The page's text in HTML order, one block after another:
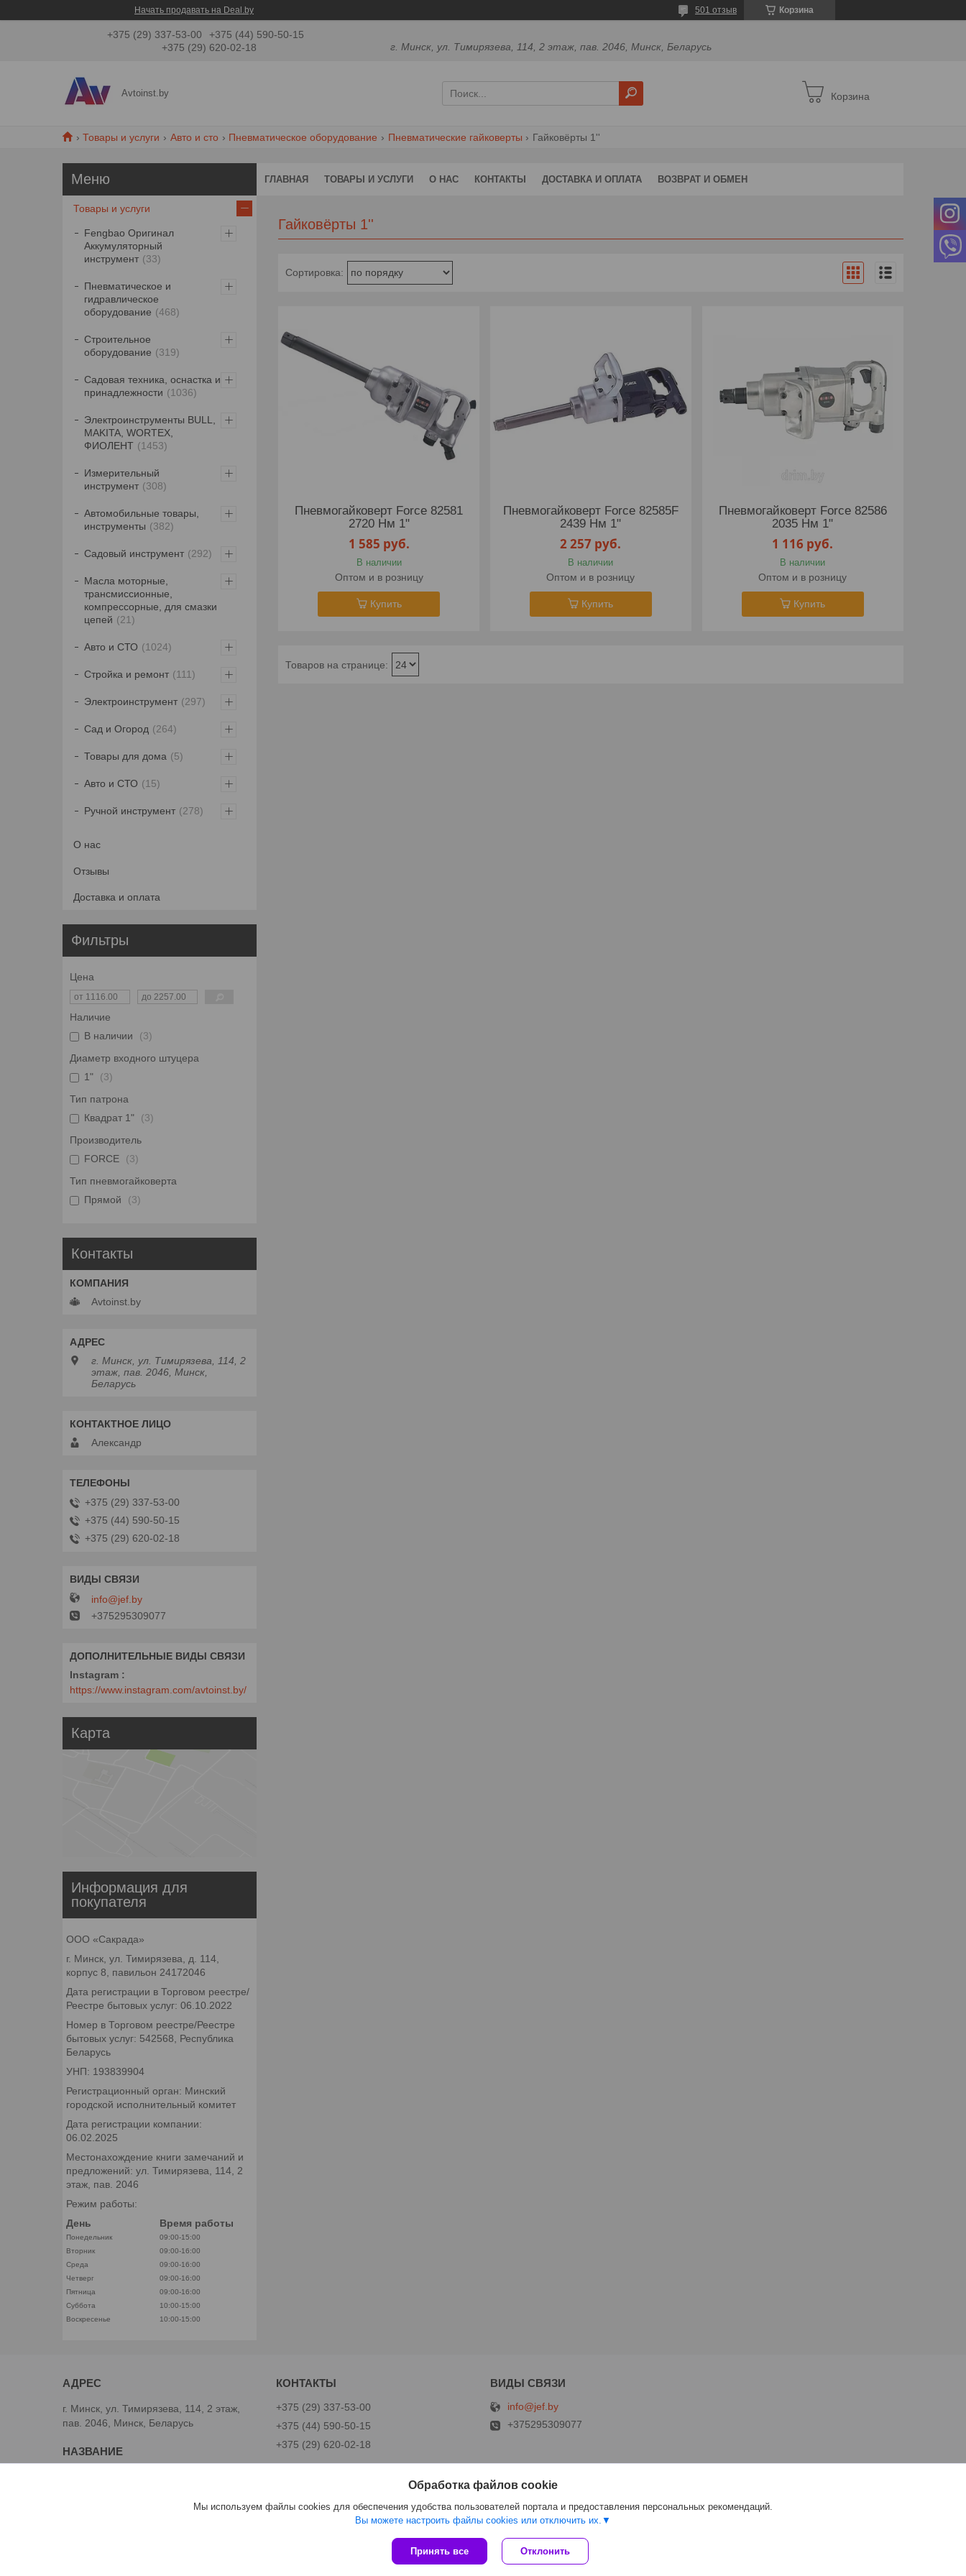
Начать продавать на Deal.by Корзина
501 отзыв
+375 (29) 337-53-00
+375 (44) 590-50-15
+375 (29) 620-02-18
г. Минск, ул. Тимирязева, 114, 2 этаж, пав. 2046, Минск, Беларусь
Avtoinst.by Корзина
Товары и услуги Авто и сто Пневматическое оборудование Пневматические гайковерты Гайковёрты 1''
ГЛАВНАЯ ТОВАРЫ И УСЛУГИ О НАС КОНТАКТЫ ДОСТАВКА И ОПЛАТА ВОЗВРАТ И ОБМЕН
Гайковёрты 1''
Пневмогайковерт Force 82581
2720 Нм 1"
1 585 руб.
В наличии
Оптом и в розницу
Купить
Пневмогайковерт Force 82585F
2439 Нм 1"
2 257 руб.
В наличии
Оптом и в розницу
Купить
Пневмогайковерт Force 82586
2035 Нм 1"
1 116 руб.
В наличии
Оптом и в розницу
Купить
Товары и услуги
Fengbao Оригинал
Аккумуляторный
инструмент
33
Пневматическое и
гидравлическое
оборудование
468
Строительное
оборудование
319
Садовая техника, оснастка и
принадлежности
1036
Электроинструменты BULL,
MAKITA, WORTEX,
ФИОЛЕНТ
1453
Измерительный
инструмент
308
Автомобильные товары,
инструменты
382
Садовый инструмент 292
Масла моторные,
трансмиссионные,
компрессорные, для смазки
цепей
21
Авто и СТО 1024
Стройка и ремонт 111
Электроинструмент 297
Сад и Огород 264
Товары для дома 5
Авто и СТО 15
Ручной инструмент 278
О нас
Отзывы
Доставка и оплата
Фильтры
Цена
Наличие
В наличии
3
Диаметр входного штуцера
1"
3
Тип патрона
Квадрат 1"
3
Производитель
FORCE
3
Тип пневмогайковерта
Прямой
3
Контакты
Avtoinst.by
г. Минск, ул. Тимирязева, 114, 2
этаж, пав. 2046, Минск,
Беларусь
Александр
+375 (29) 337-53-00
+375 (44) 590-50-15
+375 (29) 620-02-18
info@jef.by
+375295309077
Instagram
https://www.instagram.com/avtoinst.by/
Карта
Информация для
покупателя
ООО «Сакрада»
г. Минск, ул. Тимирязева, д. 114,
корпус 8, павильон 24172046
Дата регистрации в Торговом реестре/
Реестре бытовых услуг: 06.10.2022
Номер в Торговом реестре/Реестре
бытовых услуг: 542568, Республика
Беларусь
УНП: 193839904
Регистрационный орган: Минский
городской исполнительный комитет
Дата регистрации компании:
06.02.2025
Местонахождение книги замечаний и
предложений: ул. Тимирязева, 114, 2
этаж, пав. 2046
Режим работы:
День
Время работы
Понедельник
09:00-15:00
Вторник
09:00-16:00
Среда
09:00-16:00
Четверг
09:00-16:00
Пятница
09:00-16:00
Суббота
10:00-15:00
Воскресенье
10:00-15:00
г. Минск, ул. Тимирязева, 114, 2 этаж,
пав. 2046, Минск, Беларусь
+375 (29) 337-53-00
+375 (44) 590-50-15
+375 (29) 620-02-18
info@jef.by
+375295309077
Сайт создан на платформе Deal.by
Политика обработки файлов cookies
Обработка файлов cookie
Мы используем файлы cookies для обеспечения удобства пользователей портала и предоставления персональных рекомендаций.
Вы можете настроить файлы cookies или отключить их.
Принять все Отклонить